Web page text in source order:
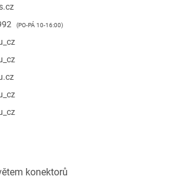
konektorů